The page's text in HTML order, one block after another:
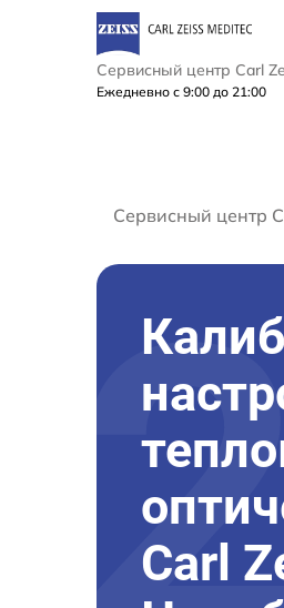
Сервисный центр Carl
Ежедневно с 9:00 до 21:00
Сервисный центр
Carl